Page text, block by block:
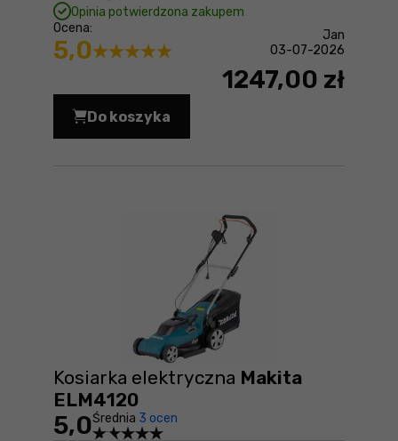
Opinia potwierdzona zakupem
Ocena:
5,0
Jan
03-07-2026
1247,00 zł
Do koszyka
Wkrętarka do płyt G-K Makita
Kosiarka elektryczna Makita
ELM4120
5,0Średnia 3 ocen